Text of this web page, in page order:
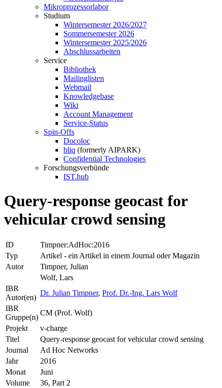
Mikroprozessorlabor
Studium
Wintersemester 2026/2027
Sommersemester 2026
Wintersemester 2025/2026
Abschlussarbeiten
Service
Bibliothek
Mailinglisten
Webmail
Knowledgebase
Wiki
Account Management
Service-Status
Spin-Offs
Docoloc
bliq (formerly AIPARK)
Confidential Technologies
Forschungsverbünde
IST.hub
Query-response geocast for
vehicular crowd sensing
ID
Timpner:AdHoc:2016
Typ
Artikel - ein Artikel in einem Journal oder Magazin
Autor
Timpner, Julian
Wolf, Lars
IBR
Autor(en)
Dr. Julian Timpner, Prof. Dr.-Ing. Lars Wolf
IBR
Gruppe(n)
CM (Prof. Wolf)
Projekt
v-charge
Titel
Query-response geocast for vehicular crowd sensing
Journal
Ad Hoc Networks
Jahr
2016
Monat
Juni
Volume
36, Part 2